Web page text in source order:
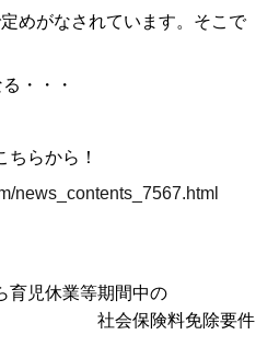
めがなされています。そこで
・・・
ちらから！
news_contents_7567.html
児休業等期間中の
険料免除要件